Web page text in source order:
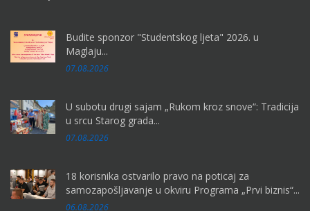
Budite sponzor "Studentskog ljeta" 2026. u
Maglaju...
07.08.2026
U subotu drugi sajam „Rukom kroz snove“: Tradicija
u srcu Starog grada...
07.08.2026
18 korisnika ostvarilo pravo na poticaj za
samozapošljavanje u okviru Programa „Prvi biznis“...
06.08.2026